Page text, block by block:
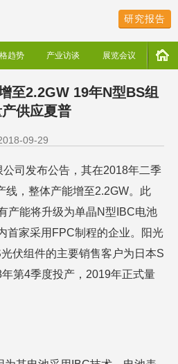
研究报告
趋势 产业访谈 展览会议
至2.2GW 19年N型BS组
供应夏普
09-29
司发布公告，其在2018年二季
线，整体产能增至2.2GW。此
产能将升级为单晶N型IBC电池
首家采用FPC制程的企业。阳光
伏组件的主要销售客户为日本S
第4季度投产，2019年正式量